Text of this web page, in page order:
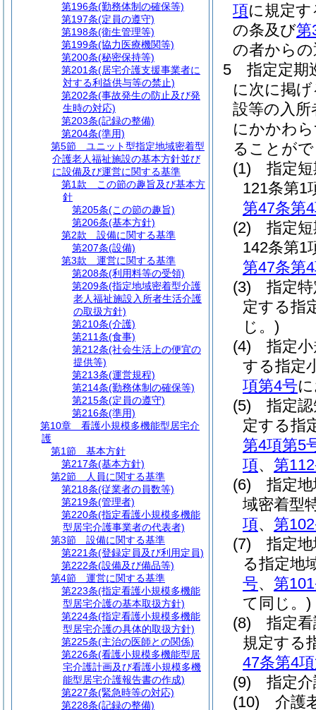
項に規定
の条及び第
の者から
5
指定定期
に次に掲
設等の入
にかかわ
ることが
(1)
指定
121条第1
第47条第
(2)
指定
142条第1
第47条第
(3)
指定
定する指
じ。)
(4)
指定
する指定
項第4号
(5)
指定
定する指
第4項第5
項、 第
(6)
指定
域密着型
項、 第
(7)
指定
る指定地
号、 第
て同じ。)
(8)
指定
規定する
47条第4
(9)
指定
(10)
介護
第196条(勤務体制の確保等)
第197条(定員の遵守)
第198条(衛生管理等)
第199条(協力医療機関等)
第200条(秘密保持等)
第201条(居宅介護支援事業者に
対する利益供与等の禁止)
第202条(事故発生の防止及び発
生時の対応)
第203条(記録の整備)
第204条(準用)
第5節
ユニット型指定地域密着型
介護老人福祉施設の基本方針並び
に設備及び運営に関する基準
第1款
この節の趣旨及び基本方
針
第205条(この節の趣旨)
第206条(基本方針)
第2款
設備に関する基準
第207条(設備)
第3款
運営に関する基準
第208条(利用料等の受領)
第209条(指定地域密着型介護
老人福祉施設入所者生活介護
の取扱方針)
第210条(介護)
第211条(食事)
第212条(社会生活上の便宜の
提供等)
第213条(運営規程)
第214条(勤務体制の確保等)
第215条(定員の遵守)
第216条(準用)
第10章
看護小規模多機能型居宅介
護
第1節
基本方針
第217条(基本方針)
第2節
人員に関する基準
第218条(従業者の員数等)
第219条(管理者)
第220条(指定看護小規模多機能
型居宅介護事業者の代表者)
第3節
設備に関する基準
第221条(登録定員及び利用定員)
第222条(設備及び備品等)
第4節
運営に関する基準
第223条(指定看護小規模多機能
型居宅介護の基本取扱方針)
第224条(指定看護小規模多機能
型居宅介護の具体的取扱方針)
第225条(主治の医師との関係)
第226条(看護小規模多機能型居
宅介護計画及び看護小規模多機
能型居宅介護報告書の作成)
第227条(緊急時等の対応)
第228条(記録の整備)